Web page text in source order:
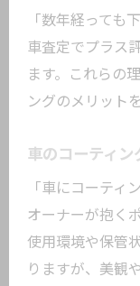
項
「数年経っても
車査定でプラス
ます。これらの
ングのメリット
車のコーティ
「車にコーティ
オーナーが抱く
使用環境や保管
りますが、美観